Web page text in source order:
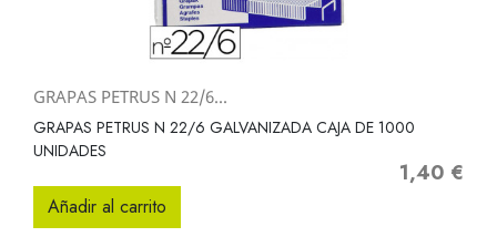
GRAPAS PETRUS N 22/6...
GRAPAS PETRUS N 22/6 GALVANIZADA CAJA DE 1000
UNIDADES
Precio
1,40 €
Añadir al carrito